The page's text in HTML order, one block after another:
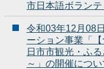
市日本語ボラン
令和03年12月08
ーション事業「
日市市観光・ふ
～」の開催につい